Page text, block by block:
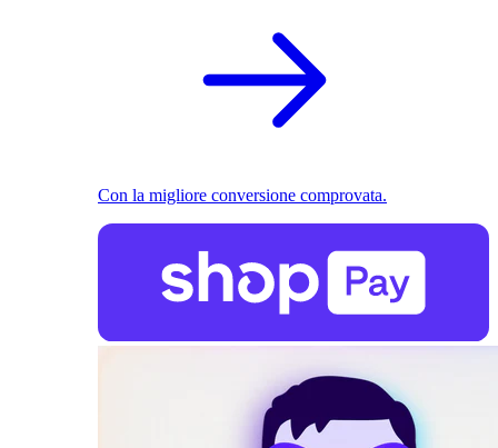
Con la migliore conversione comprovata.